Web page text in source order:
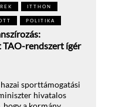
ITTHON
POLITIKA
TAO-rendszert ígér
sporttámogatási
hivatalos